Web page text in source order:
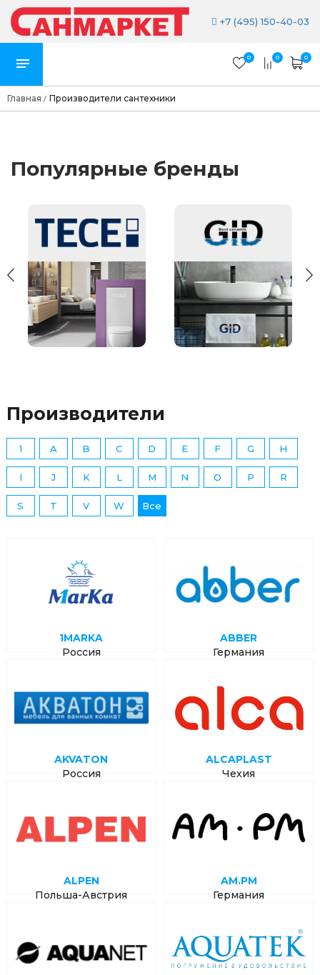
+7 (495) 150-40-03
0 0 0
Главная / Производители сантехники
Популярные бренды
Производители
1 A B C D E F G H
I J K L M N O P R
S T V W Все
1MARKA
Россия
ABBER
Германия
AKVATON
Россия
ALCAPLAST
Чехия
ALPEN
Польша-Австрия
AM.PM
Германия